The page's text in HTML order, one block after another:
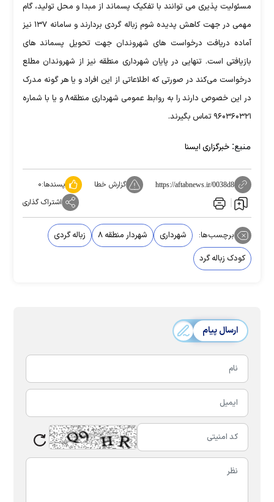
مسئولیت پذیری می توانند با تفکیک پسماند از مبدا و محل تولید، گام
مهمی در جهت کاهش پدیده شوم زباله گردی بردارند و سامانه ۱۳۷ نیز
آماده دریافت درخواست های شهروندان جهت تحویل پسماند های
بازیافتی است. تنهایی در پایان شهرداری منطقه نیز از شهروندان مطلع
درخواست می‌کند در صورتی که اطلاعاتی از این افراد و یا هر گونه مدرک
در این خصوص دارند را به روابط عمومی شهرداری منطقه۸ و یا با شماره
۹۶۰۳۶۰۳۲۱ تماس بگیرند.
منبع: خبرگزاری ایسنا
https://aftabnews.ir/0038d8 گزارش خطا پسندها:۰
اشتراک گذاری
برچسب‌ها: شهرداری شهردار منطقه ۸
زباله گردی
کودک زباله گرد
ارسال پیام